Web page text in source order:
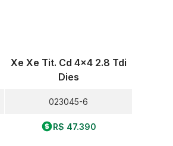
Xe Xe Tit. Cd 4x4 2.8 Tdi
Dies
023045-6
R$ 47.390